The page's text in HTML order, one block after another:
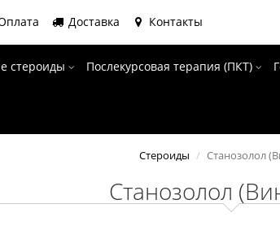
Доставка Контакты
стероиды Послекурсовая терапия (ПКТ)
Стероиды Станозолол
Станозолол